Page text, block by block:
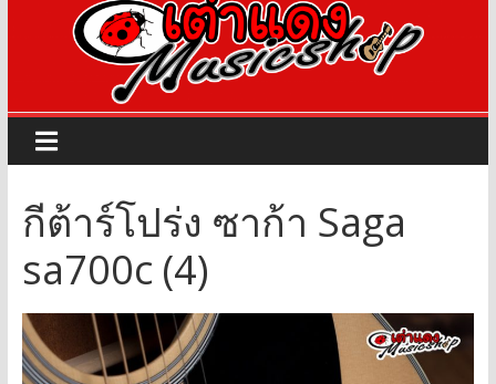
กีต้าร์โปร่ง ซาก้า Saga
sa700c (4)